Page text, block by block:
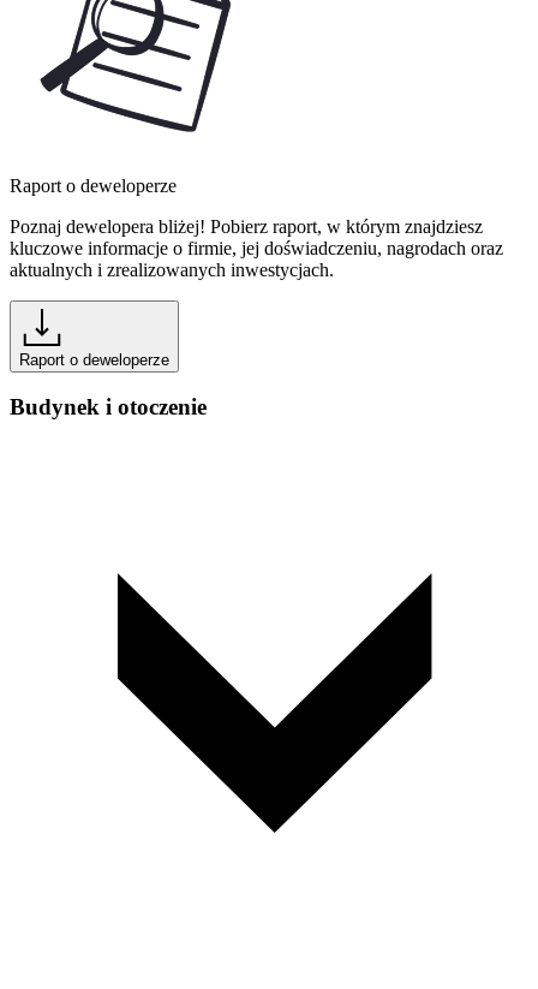
Raport o deweloperze
Poznaj dewelopera bliżej! Pobierz raport, w którym znajdziesz
kluczowe informacje o firmie, jej doświadczeniu, nagrodach oraz
aktualnych i zrealizowanych inwestycjach.
Raport o deweloperze
Budynek i otoczenie